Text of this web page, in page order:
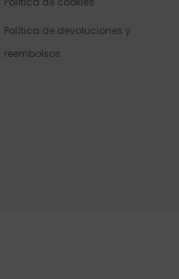
Política de devoluciones y
reembolsos